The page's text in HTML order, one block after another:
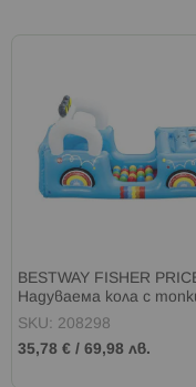
BESTWAY FISHER
Надуваема кола с
Smilin' Safari
SKU: 208298
35,78 € / 69,98 лв.